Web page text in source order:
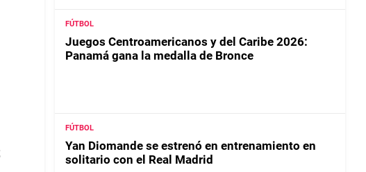
FÚTBOL
Juegos Centroamericanos y del Caribe 2026:
Panamá gana la medalla de Bronce
FÚTBOL
Yan Diomande se estrenó en entrenamiento en
solitario con el Real Madrid